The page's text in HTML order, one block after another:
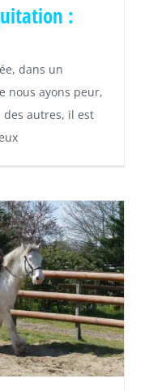
:
dans un
nous ayons peur,
autres, il est